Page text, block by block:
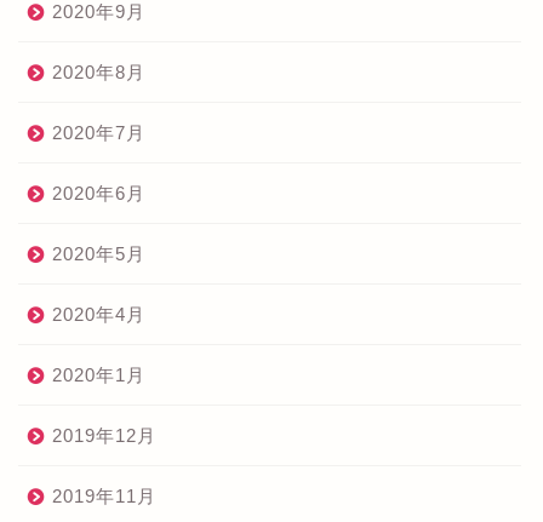
2020年9月
2020年8月
2020年7月
2020年6月
2020年5月
2020年4月
2020年1月
2019年12月
2019年11月